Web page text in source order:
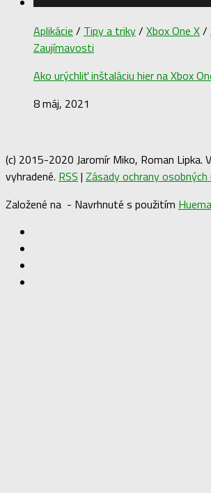
Aplikácie / Tipy a triky/ Xbox One X/
Zaujímavosti
Ako urýchliť inštaláciu hier na Xbox
8 máj, 2021
(c) 2015-2020 Jaromír Miko, Roman Lipka.
vyhradené. RSS | Zásady ochrany osobných
Založené na - Navrhnuté s použitím